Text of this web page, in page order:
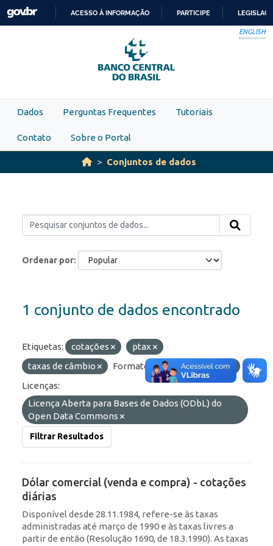
Skip to main content
PARA
O
CONTEÚDO
ACESSO À INFORMAÇÃO PARTICIPE
ENGLISH
Dados Perguntas Frequentes Tutoriais
Contato Sobre o Portal
Conjuntos de dados
Ordenar por
1 conjunto de dados encontrado
Etiquetas: cotações
ptax
taxas de câmbio
Formatos: OData
API
Licenças:
Licença Aberta para Bases de Dados (ODbL) do
Open Data Commons
Filtrar Resultados
Dólar comercial (venda e compra) - cotações
diárias
Disponível desde 28.11.1984, refere-se às taxas
administradas até março de 1990 e às taxas livres a
partir de então (Resolução 1690, de 18.3.1990). As taxas